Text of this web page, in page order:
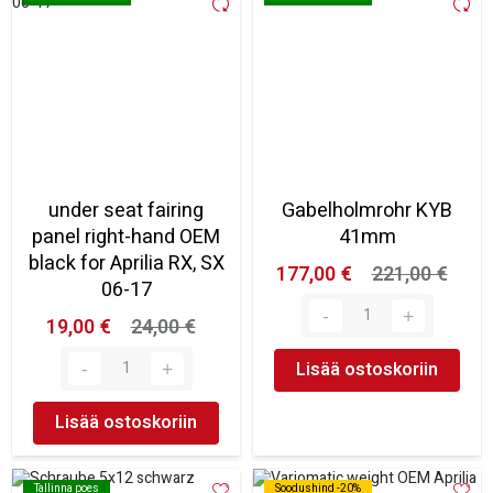
under seat fairing
panel right-hand OEM
black for Aprilia RX, SX
06-17
19,00 €
24,00 €
Lisää ostoskoriin
Gabelholmrohr KYB
41mm
177,00 €
221,00 €
Lisää ostoskoriin
Tallinna poes
Tallinna poes Soodushind -20%
Soodushind -20%